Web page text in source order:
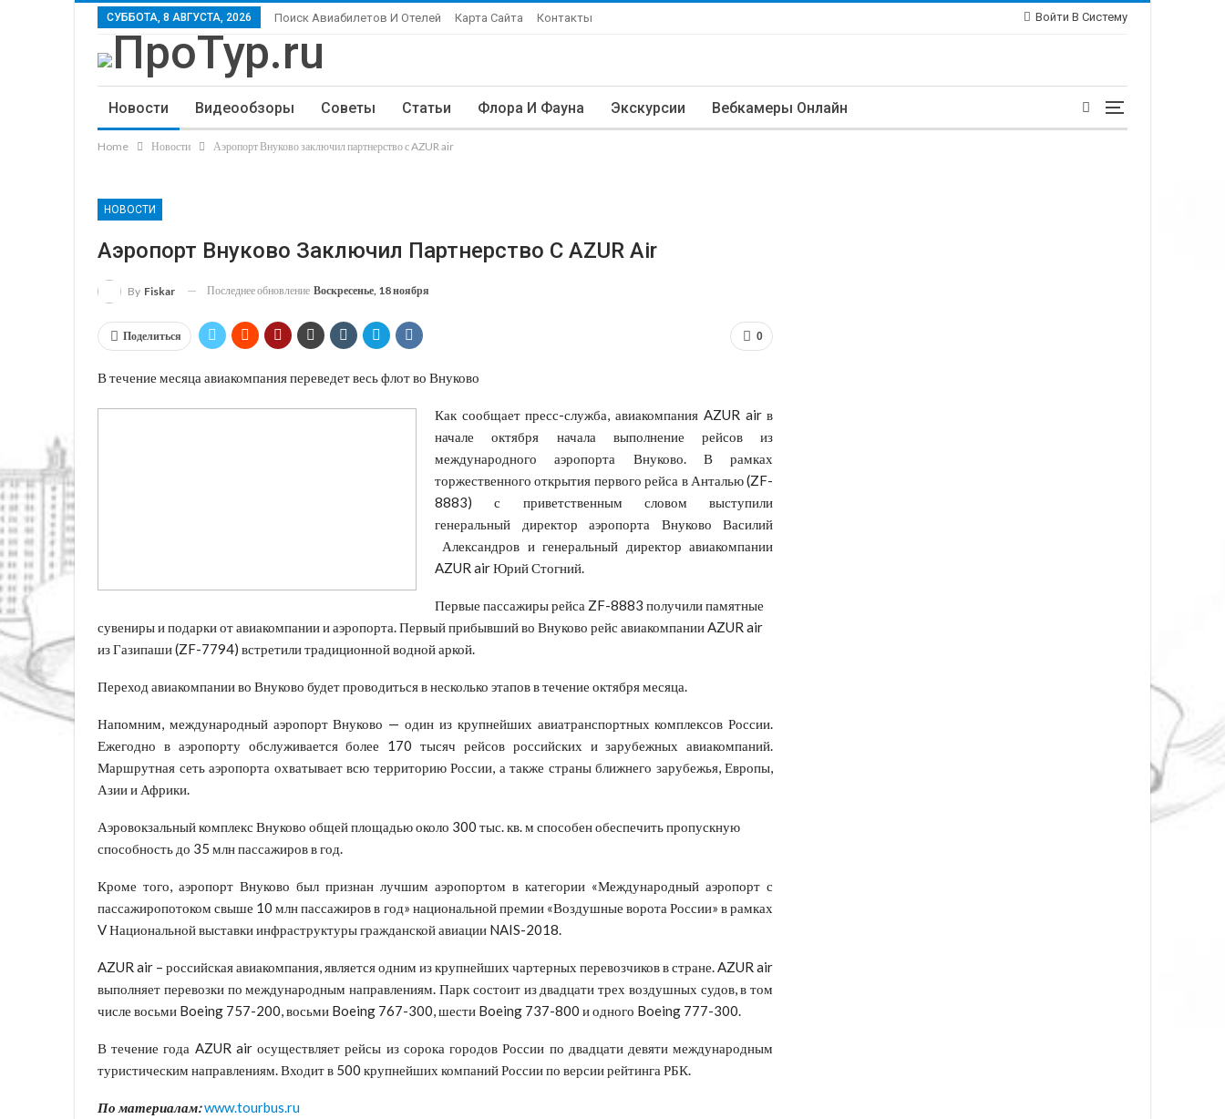
Войти В Систему
СУББОТА, 8 АВГУСТА, 2026 Поиск Авиабилетов И Отелей Карта Сайта Контакты
Новости Видеообзоры Советы Статьи Флора И Фауна Экскурсии Вебкамеры Онлайн
Home Новости Аэропорт Внуково заключил партнерство с AZUR air
НОВОСТИ
Аэропорт Внуково Заключил Партнерство С AZUR Air
By Fiskar Последнее обновление Воскресенье, 18 ноября
0
Поделиться
В течение месяца авиакомпания переведет весь флот во Внуково
Как сообщает пресс-служба, авиакомпания AZUR air в
начале октября начала выполнение рейсов из
международного аэропорта Внуково. В рамках
торжественного открытия первого рейса в Анталью (ZF-
8883) с приветственным словом выступили
генеральный директор аэропорта Внуково Василий
Александров и генеральный директор авиакомпании
AZUR air Юрий Стогний.
Первые пассажиры рейса ZF-8883 получили памятные
сувениры и подарки от авиакомпании и аэропорта. Первый прибывший во Внуково рейс авиакомпании AZUR air
из Газипаши (ZF-7794) встретили традиционной водной аркой.
Переход авиакомпании во Внуково будет проводиться в несколько этапов в течение октября месяца.
Напомним, международный аэропорт Внуково — один из крупнейших авиатранспортных комплексов России.
Ежегодно в аэропорту обслуживается более 170 тысяч рейсов российских и зарубежных авиакомпаний.
Маршрутная сеть аэропорта охватывает всю территорию России, а также страны ближнего зарубежья, Европы,
Азии и Африки.
Аэровокзальный комплекс Внуково общей площадью около 300 тыс. кв. м способен обеспечить пропускную
способность до 35 млн пассажиров в год.
Кроме того, аэропорт Внуково был признан лучшим аэропортом в категории «Международный аэропорт с
пассажиропотоком свыше 10 млн пассажиров в год» национальной премии «Воздушные ворота России» в рамках
V Национальной выставки инфраструктуры гражданской авиации NAIS-2018.
AZUR air – российская авиакомпания, является одним из крупнейших чартерных перевозчиков в стране. AZUR air
выполняет перевозки по международным направлениям. Парк состоит из двадцати трех воздушных судов, в том
числе восьми Boeing 757-200, восьми Boeing 767-300, шести Boeing 737-800 и одного Boeing 777-300.
В течение года AZUR air осуществляет рейсы из сорока городов России по двадцати девяти международным
туристическим направлениям. Входит в 500 крупнейших компаний России по версии рейтинга РБК.
По материалам:www.tourbus.ru